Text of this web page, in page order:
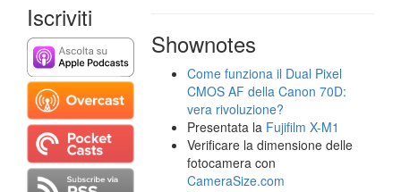
Iscriviti
Shownotes
Come funziona il Dual Pixel
CMOS AF della Canon 70D:
vera rivoluzione?
Presentata la Fujifilm X-M1
Verificare la dimensione delle
fotocamera con
CameraSize.com